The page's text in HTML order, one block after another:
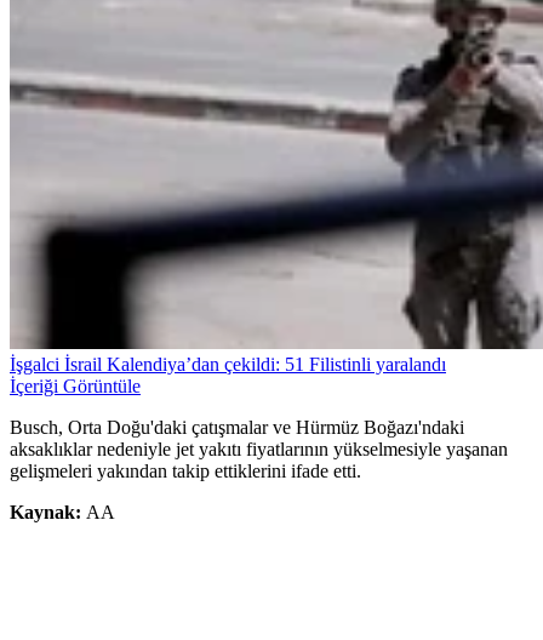
İşgalci İsrail Kalendiya’dan çekildi: 51 Filistinli yaralandı
İçeriği Görüntüle
Busch, Orta Doğu'daki çatışmalar ve Hürmüz Boğazı'ndaki
aksaklıklar nedeniyle jet yakıtı fiyatlarının yükselmesiyle yaşanan
gelişmeleri yakından takip ettiklerini ifade etti.
Kaynak: AA